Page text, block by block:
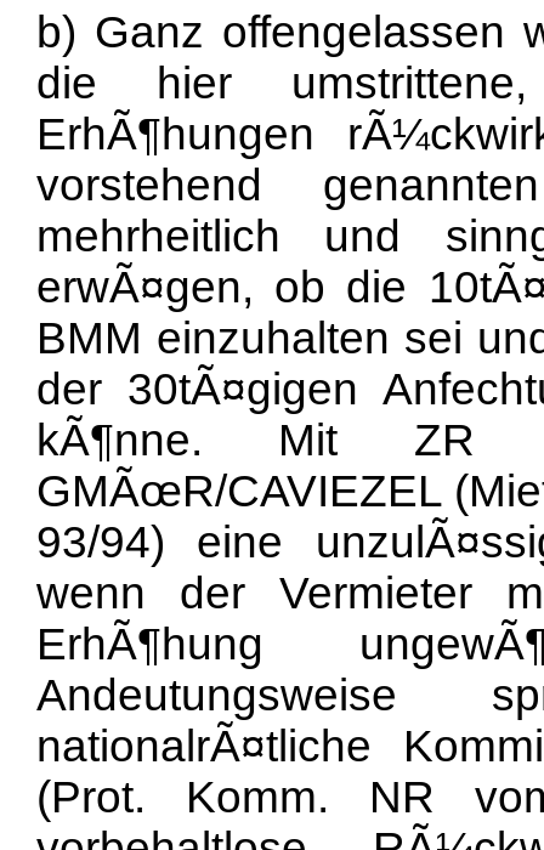
b) Ganz offengelassen
die hier
ErhÃ¶hungen
vorstehend
mehrheitlich und
erwÃ¤gen, ob die
BMM einzuhalten sei
der 30tÃ¤gigen
kÃ¶nne. Mit ZR
GMÃœR/CAVIEZEL
93/94) eine
wenn der Vermieter
ErhÃ¶hung
nationalrÃ¤tliche
(Prot. Komm. NR